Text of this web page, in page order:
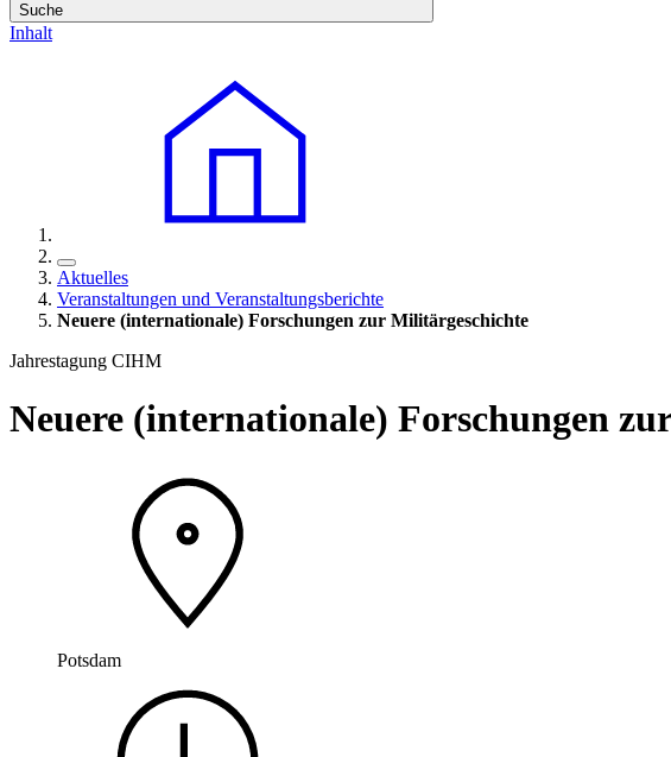
Suche
Inhalt
Aktuelles
Veranstaltungen und Veranstaltungsberichte
Neuere (internationale) Forschungen zur Militärgeschichte
Jahrestagung CIHM
Neuere (internationale) Forschungen
Potsdam